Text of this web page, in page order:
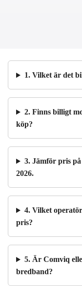
1. Vilket är det
2. Finns billigt
köp?
3. Jämför pris
2026.
4. Vilket
pris?
5. Är Comviq
bredband?